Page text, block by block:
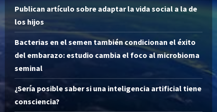
Publican artículo sobre adaptar la vida social a la de
los hijos
Bacterias en el semen también condicionan el éxito
del embarazo: estudio cambia el foco al microbioma
seminal
¿Sería posible saber si una inteligencia artificial tiene
consciencia?